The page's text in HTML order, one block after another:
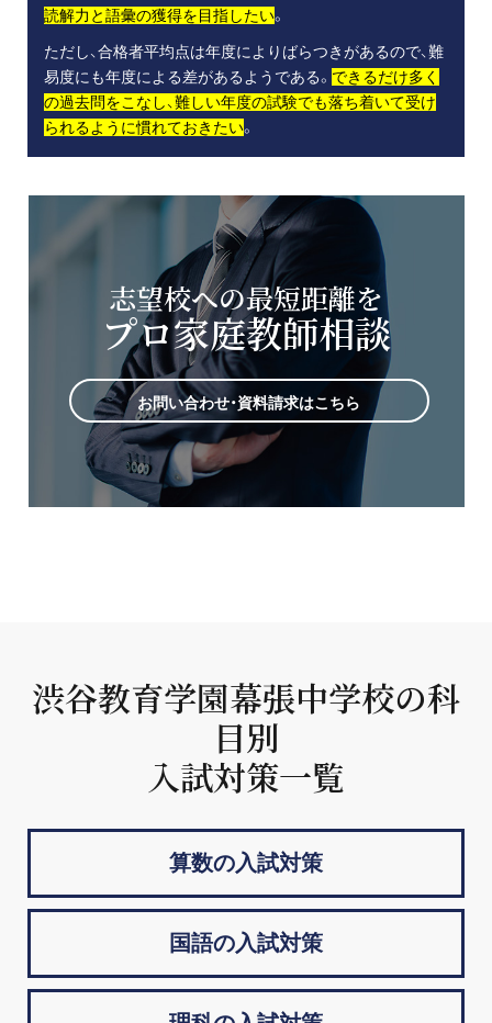
読解力と語彙の獲得を目指したい。
ただし、合格者平均点は年度によりばらつきがあるので、難
易度にも年度による差があるようである。 できるだけ多く
の過去問をこなし、難しい年度の試験でも落ち着いて受け
られるように慣れておきたい。
志望校への最短距離を
プロ家庭教師相談
お問い合わせ・資料請求はこちら
渋谷教育学園幕張中学校の科
目別
入試対策一覧
算数の入試対策
国語の入試対策